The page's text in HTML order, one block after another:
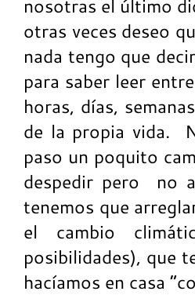
nosotras el último
otras veces deseo
nada tengo que
para saber leer
horas, días,
de la propia vida.
paso un poquito
despedir pero no
tenemos que
el cambio
posibilidades), que
hacíamos en casa